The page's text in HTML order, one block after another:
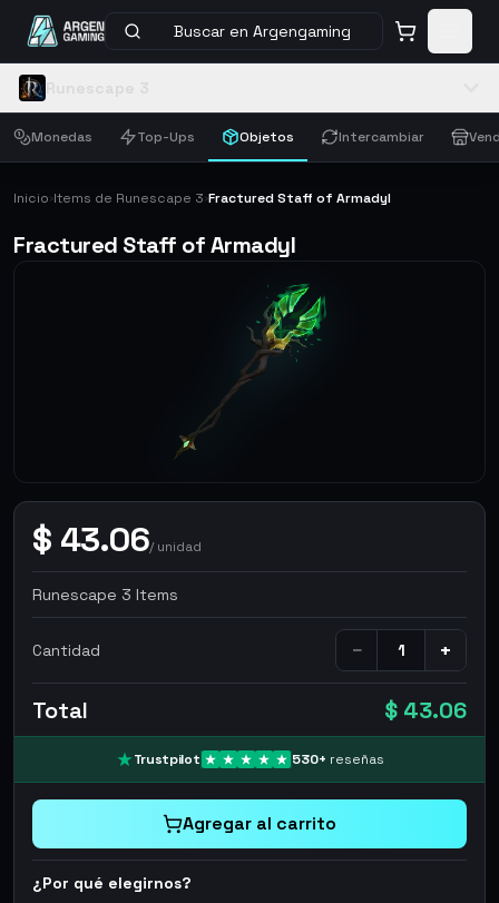
Buscar en Argengaming
Monedas Top-Ups Objetos Intercambiar
Inicio›Items de Runescape 3›Fractured Staff of Armadyl
Fractured Staff of Armadyl
$ 43.06/unidad
Runescape 3 Items
Cantidad − +
Total $ 43.06
Trustpilot 530+ reseñas
Agregar al carrito
¿Por qué elegirnos?